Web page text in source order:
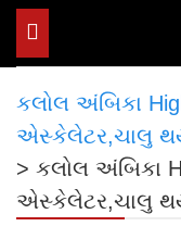
Toggle
navigation
કલોલ અંબિકા
એસ્કેલેટર,ચાલુ
> કલોલ અંબિકા
એસ્કેલેટર,ચાલુ